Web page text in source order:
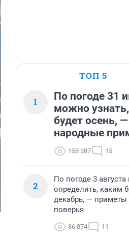
ТОП 5
1
По погоде 31
можно
будет осень, —
народные
158 387 15
2
По погоде 3
определить, каким
декабрь, — приметы
поверья
86 874 11